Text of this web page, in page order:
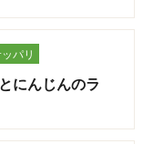
パリ
にんじんのラ